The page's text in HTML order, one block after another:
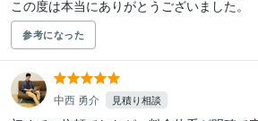
参考になった
中西 勇介 見積り相談